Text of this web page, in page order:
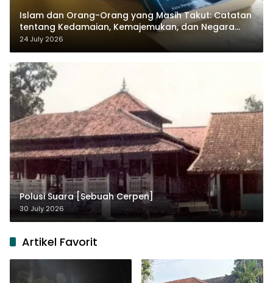
Islam dan Orang-Orang yang Masih Takut: Catatan
tentang Kedamaian, Kemajemukan, dan Negara
dalam Pemikiran Masykuri Abdillah
24 July 2026
Polusi Suara [Sebuah Cerpen]
30 July 2026
Artikel Favorit